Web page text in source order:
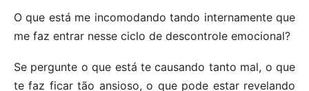
O que está me incomodando tando internamente que
me faz entrar nesse ciclo de descontrole emocional?
Se pergunte o que está te causando tanto mal, o que
te faz ficar tão ansioso, o que pode estar revelando